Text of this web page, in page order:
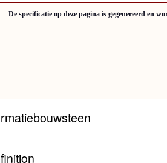
De specificatie op deze pagina is gegenereerd en